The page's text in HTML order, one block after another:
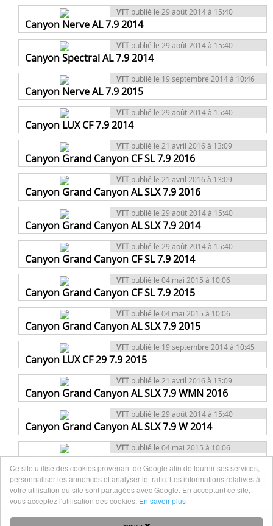
VTT publié le 29 août 2014 à 15:40
Canyon Nerve AL 7.9 2014
VTT publié le 29 août 2014 à 15:40
Canyon Spectral AL 7.9 2014
VTT publié le 19 septembre 2014 à 10:46
Canyon Nerve AL 7.9 2015
VTT publié le 29 août 2014 à 15:40
Canyon LUX CF 7.9 2014
VTT publié le 21 avril 2016 à 13:09
Canyon Grand Canyon CF SL 7.9 2016
VTT publié le 21 avril 2016 à 13:09
Canyon Grand Canyon AL SLX 7.9 2016
VTT publié le 29 août 2014 à 15:40
Canyon Grand Canyon AL SLX 7.9 2014
VTT publié le 29 août 2014 à 15:40
Canyon Grand Canyon CF SL 7.9 2014
VTT publié le 04 mai 2015 à 10:06
Canyon Grand Canyon CF SL 7.9 2015
VTT publié le 04 mai 2015 à 10:06
Canyon Grand Canyon AL SLX 7.9 2015
VTT publié le 19 septembre 2014 à 10:45
Canyon LUX CF 29 7.9 2015
VTT publié le 21 avril 2016 à 13:09
Canyon Grand Canyon AL SLX 7.9 WMN 2016
VTT publié le 29 août 2014 à 15:40
Canyon Grand Canyon AL SLX 7.9 W 2014
VTT publié le 04 mai 2015 à 10:06
Canyon Grand Canyon CF SL 7.9 Team 2015
VTTpublié le 04 mai 2015 à 10:06
Canyon Grand Canyon AL SLX 7.9 W 2015
Ce site utilise des cookies provenant de Google afin de fournir ses services,
personnaliser les annonces et analyser le trafic. Les informations relatives à
votre utilisation du site sont partagées avec Google. En acceptant ce site,
vous acceptez l'utilisation des cookies. En savoir plus